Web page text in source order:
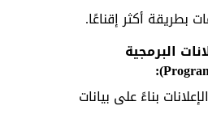
بطريقة أكثر إقناعًا.
البرمجية
بناءً على بيانات